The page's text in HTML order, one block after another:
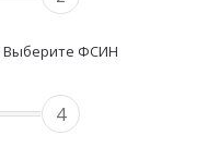
Выберите ФСИН
4